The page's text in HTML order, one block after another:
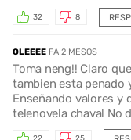
32 8
OLEEEE FA 2 MESOS
Toma neng!! Claro
tambien esta penado
Enseñando valores y
telenovela chaval No